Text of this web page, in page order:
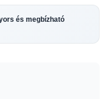
és megbízható